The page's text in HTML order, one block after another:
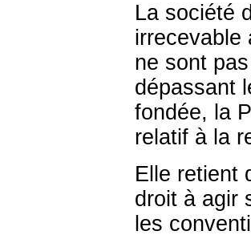
La société
irrecevable
ne sont
dépassant
fondée, la
relatif à la
Elle retient
droit à agir
les